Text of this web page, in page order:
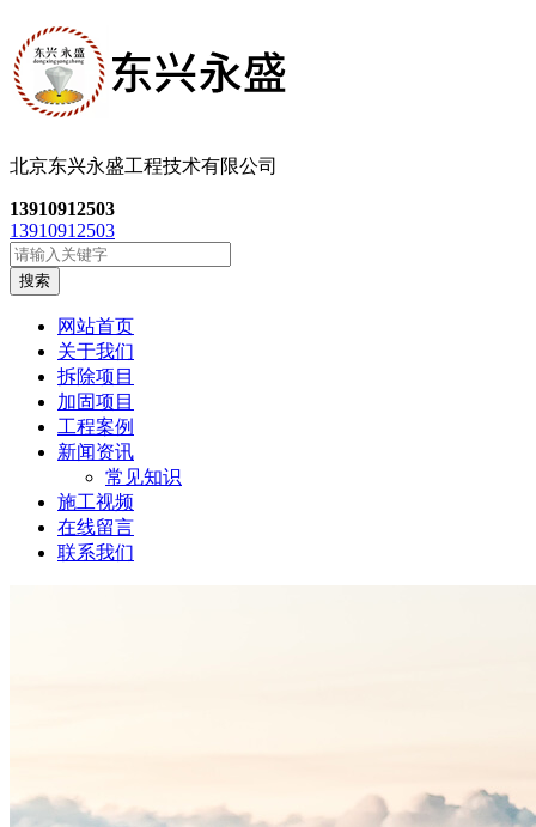
北京东兴永盛工程技术有限公司
13910912503
13910912503
搜索
网站首页
关于我们
拆除项目
加固项目
工程案例
新闻资讯
常见知识
施工视频
在线留言
联系我们